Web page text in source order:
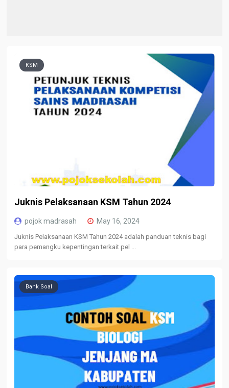
KSM
Juknis Pelaksanaan KSM Tahun 2024
pojok madrasah May 16, 2024
Juknis Pelaksanaan KSM Tahun 2024 adalah panduan teknis bagi
para pemangku kepentingan terkait pel ...
Bank Soal